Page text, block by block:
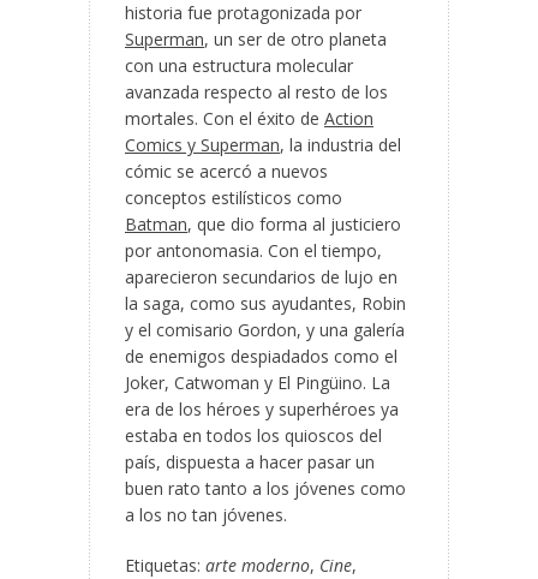
historia fue protagonizada por
Superman, un ser de otro planeta
con una estructura molecular
avanzada respecto al resto de los
mortales. Con el éxito de Action
Comics y Superman, la industria del
cómic se acercó a nuevos
conceptos estilísticos como
Batman, que dio forma al justiciero
por antonomasia. Con el tiempo,
aparecieron secundarios de lujo en
la saga, como sus ayudantes, Robin
y el comisario Gordon, y una galería
de enemigos despiadados como el
Joker, Catwoman y El Pingüino. La
era de los héroes y superhéroes ya
estaba en todos los quioscos del
país, dispuesta a hacer pasar un
buen rato tanto a los jóvenes como
a los no tan jóvenes.
Etiquetas: arte moderno, Cine,